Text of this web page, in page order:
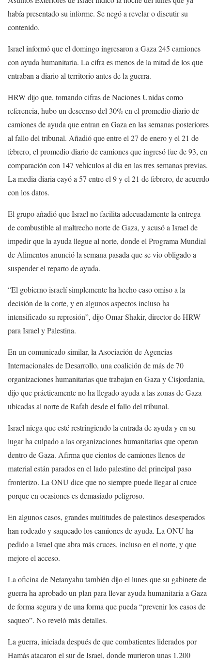
había presentado su informe. Se negó a revelar o discutir su
contenido.
Israel informó que el domingo ingresaron a Gaza 245 camiones
con ayuda humanitaria. La cifra es menos de la mitad de los que
entraban a diario al territorio antes de la guerra.
HRW dijo que, tomando cifras de Naciones Unidas como
referencia, hubo un descenso del 30% en el promedio diario de
camiones de ayuda que entran en Gaza en las semanas posteriores
al fallo del tribunal. Añadió que entre el 27 de enero y el 21 de
febrero, el promedio diario de camiones que ingresó fue de 93, en
comparación con 147 vehículos al día en las tres semanas previas.
La media diaria cayó a 57 entre el 9 y el 21 de febrero, de acuerdo
con los datos.
El grupo añadió que Israel no facilita adecuadamente la entrega
de combustible al maltrecho norte de Gaza, y acusó a Israel de
impedir que la ayuda llegue al norte, donde el Programa Mundial
de Alimentos anunció la semana pasada que se vio obligado a
suspender el reparto de ayuda.
“El gobierno israelí simplemente ha hecho caso omiso a la
decisión de la corte, y en algunos aspectos incluso ha
intensificado su represión”, dijo Omar Shakir, director de HRW
para Israel y Palestina.
En un comunicado similar, la Asociación de Agencias
Internacionales de Desarrollo, una coalición de más de 70
organizaciones humanitarias que trabajan en Gaza y Cisjordania,
dijo que prácticamente no ha llegado ayuda a las zonas de Gaza
ubicadas al norte de Rafah desde el fallo del tribunal.
Israel niega que esté restringiendo la entrada de ayuda y en su
lugar ha culpado a las organizaciones humanitarias que operan
dentro de Gaza. Afirma que cientos de camiones llenos de
material están parados en el lado palestino del principal paso
fronterizo. La ONU dice que no siempre puede llegar al cruce
porque en ocasiones es demasiado peligroso.
En algunos casos, grandes multitudes de palestinos desesperados
han rodeado y saqueado los camiones de ayuda. La ONU ha
pedido a Israel que abra más cruces, incluso en el norte, y que
mejore el acceso.
La oficina de Netanyahu también dijo el lunes que su gabinete de
guerra ha aprobado un plan para llevar ayuda humanitaria a Gaza
de forma segura y de una forma que pueda “prevenir los casos de
saqueo”. No reveló más detalles.
La guerra, iniciada después de que combatientes liderados por
Hamás atacaron el sur de Israel, donde murieron unas 1.200